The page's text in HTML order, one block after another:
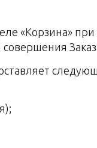
«Корзина»
совершения